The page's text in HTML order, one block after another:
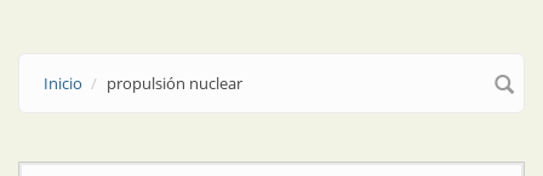
Inicio propulsión nuclear